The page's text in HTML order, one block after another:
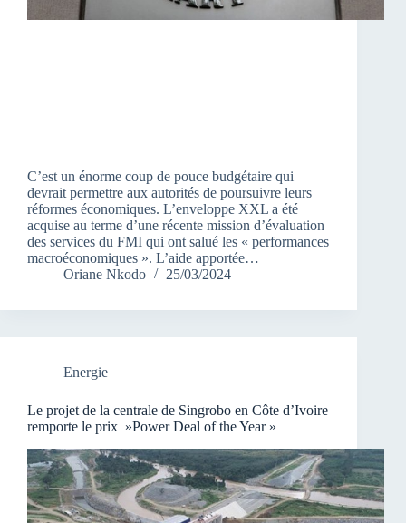
C’est un énorme coup de pouce budgétaire qui
devrait permettre aux autorités de poursuivre leurs
réformes économiques. L’enveloppe XXL a été
acquise au terme d’une récente mission d’évaluation
des services du FMI qui ont salué les « performances
macroéconomiques ». L’aide apportée…
Oriane Nkodo
25/03/2024
Energie
Le projet de la centrale de Singrobo en Côte d’Ivoire
remporte le prix »Power Deal of the Year »